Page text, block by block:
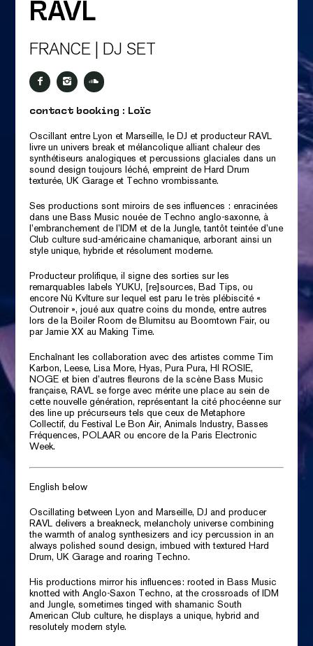
RAVL
FRANCE | DJ SET
contact booking : Loïc
Oscillant entre Lyon et Marseille, le DJ et producteur RAVL
livre un univers break et mélancolique alliant chaleur des
synthétiseurs analogiques et percussions glaciales dans un
sound design toujours léché, empreint de Hard Drum
texturée, UK Garage et Techno vrombissante.
Ses productions sont miroirs de ses influences : enracinées
dans une Bass Music nouée de Techno anglo-saxonne, à
l’embranchement de l’IDM et de la Jungle, tantôt teintée d’une
Club culture sud-américaine chamanique, arborant ainsi un
style unique, hybride et résolument moderne.
Producteur prolifique, il signe des sorties sur les
remarquables labels YUKU, [re]sources, Bad Tips, ou
encore Nü Kvlture sur lequel est paru le très plébiscité «
Outrenoir », joué aux quatre coins du monde, entre autres
lors de la Boiler Room de Blumitsu au Boomtown Fair, ou
par Jamie XX au Making Time.
Enchaînant les collaboration avec des artistes comme Tim
Karbon, Leese, Lisa More, Hyas, Pura Pura, HI ROSIE,
NOGE et bien d’autres fleurons de la scène Bass Music
française, RAVL se forge avec mérite une place au sein de
cette nouvelle génération, représentant la cité phocéenne sur
des line up précurseurs tels que ceux de Metaphore
Collectif, du Festival Le Bon Air, Animals Industry, Basses
Fréquences, POLAAR ou encore de la Paris Electronic
Week.
English below
Oscillating between Lyon and Marseille, DJ and producer
RAVL delivers a breakneck, melancholy universe combining
the warmth of analog synthesizers and icy percussion in an
always polished sound design, imbued with textured Hard
Drum, UK Garage and roaring Techno.
His productions mirror his influences: rooted in Bass Music
knotted with Anglo-Saxon Techno, at the crossroads of IDM
and Jungle, sometimes tinged with shamanic South
American Club culture, he displays a unique, hybrid and
resolutely modern style.